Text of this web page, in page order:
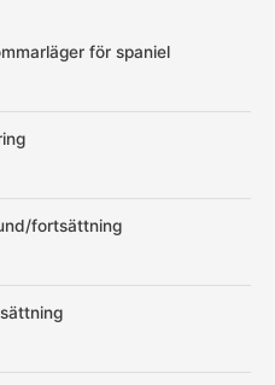
för spaniel
fortsättning